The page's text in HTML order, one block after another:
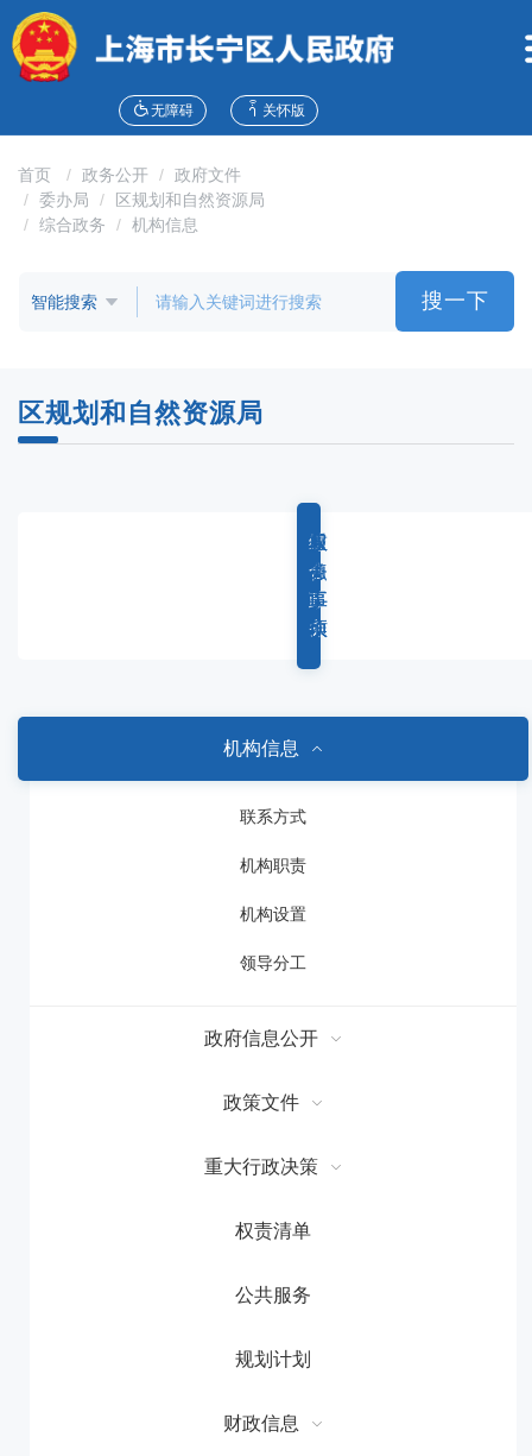
障
碍
说
无障碍 关怀版
首页 政务公开
政府文件
委办局
区规划和自然资源局
综合政务
机构信息
搜一下
区规划和自然资源局
综
合
政
务
重
点
工
作
权
力
事
项
服
务
事
项
机构信息
联系方式
机构职责
机构设置
领导分工
政府信息公开
政策文件
重大行政决策
权责清单
公共服务
规划计划
财政信息